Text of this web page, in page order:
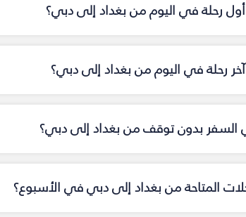
رحلة في اليوم من بغداد إلى دبي؟
رحلة في اليوم من بغداد إلى دبي؟
السفر بدون توقف من بغداد إلى دبي؟
المتاحة من بغداد إلى دبي في الأسبوع؟